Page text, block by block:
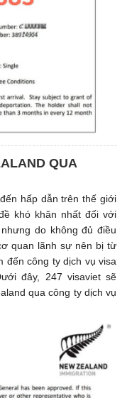
QUA
hấp dẫn trên thế giới
khó khăn nhất đối với
do không đủ điều
quan lãnh sự nên bị từ
đến công ty dịch vụ visa
đây, 247 visaviet sẽ
qua công ty dịch vụ